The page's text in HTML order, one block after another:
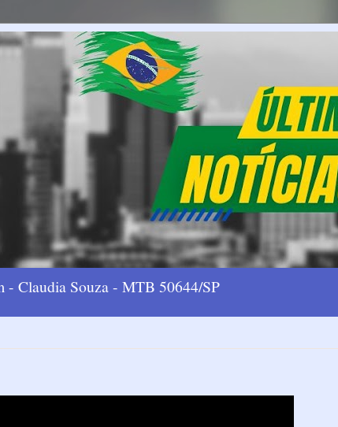
- Claudia Souza - MTB 50644/SP